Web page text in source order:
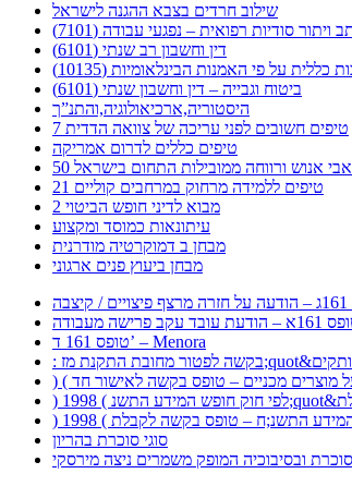
שילוב חרדים בצבא ההגנה לישראל
ויתור סודיות רפואית – נפגעי עבודה (7101)
דין וחשבון רב שנתי (6101)
על פי האמנות הבינלאומיות (10135)
ביטוח וגבייה – דין וחשבון שנתי (6101)
היסטוריה,ארכיאולוגיה,והתנ”ך
7 טיפים חשובים לפני עריכה של צוואה הדדית
טיפים כללים לדרום אמריקה
אנוש ורווחה ממובילות התחום בישראל
21 טיפים ללמידה מרחוק במרחבים קוליים
מבוא לדיני חופש הביטוי 2
עיתונאות כמוסד ומקצוע
מבחן ב דמוקרטיה מודרנית
מבחן ביעוץ פנים ארגוני
עובד עקב פרישה מעבודה
טופס 161 ד’ – Menora
סוגי סוכרת בהריון
ובסיבוכיה המופק משמרים ניצה מירסקי